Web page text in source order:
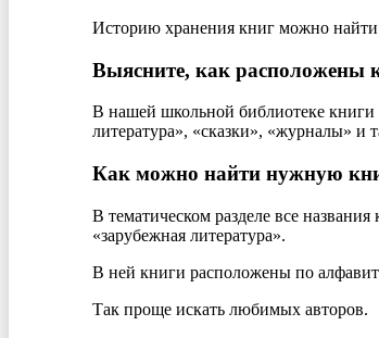
Историю хранения книг можно
Выясните, как расположены
В нашей школьной библиотеке книги
литература», «сказки», «журналы» и
Как можно найти нужную
В тематическом разделе все
«зарубежная литература».
В ней книги расположены по
Так проще искать любимых авторов.